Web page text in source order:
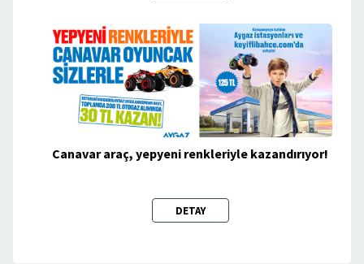
Canavar araç, yepyeni renkleriyle kazandırıyor!
DETAY